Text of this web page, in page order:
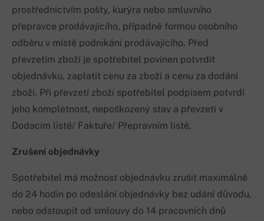
prostřednictvím pošty, kurýra nebo smluvního
přepravce prodávajícího, případně formou osobního
odběru v místě podnikání prodávajícího. Před
převzetím zboží je spotřebitel povinen potvrdit
objednávku, zaplatit cenu za zboží a cenu za dodání
zboží. Při převzetí zboží spotřebitel podpisem potvrdí
jeho kompletnost, nepoškozený stav a převzetí v
Dodacím listě/ Faktuře/ Přepravním listě.
Zrušení objednávky
Spotřebitel má možnost objednávku zrušit maximálně
do 24 hodin po odeslání objednávky bez udání důvodu,
nebo odstoupit od smlouvy do 14 pracovních dnů